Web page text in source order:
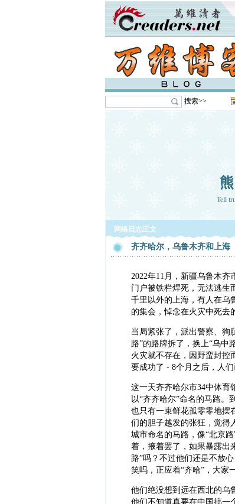
搜索>>
Tell
网络日志正文
齐齐哈尔，乌鲁木齐和上海
2022年11月，新疆乌鲁木
门户被铁栏焊死，无法逃生
千里以外的上海，有人在乌
的集会，悼念在火灾中死去
当局紧张了，派出警察、狗
路”的路牌拆了，换上“乌中
火灾就不存在，因野蛮封控
要成功了 - 8个月之后，人们
这一天齐齐哈尔市34中体育
以“齐齐哈尔”命名的马路。
也只有一束鲜花孤零零地摆
们的胆子越发的张狂，觉得
城市命名的马路，像“北京
着，掖着罢了，如果暴露出
路”吗？不过他们还是不放
笑吗，正应着“齐哈”，大家
他们绝没想到远在西北的乌
他们不知道真要在中国搞一